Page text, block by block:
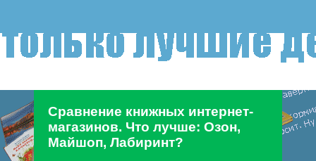
Сравнение книжных интернет-
магазинов. Что лучше: Озон,
Майшоп, Лабиринт?